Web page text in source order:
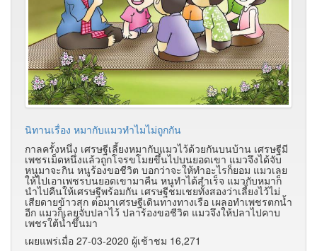
นิทานเรื่อง หมากับแมวทำไมไม่ถูกกัน
กาลครั้งหนึ่ง เศรษฐีเลี้ยงหมากับแมวไว้ด้วยกันบนบ้าน เศรษฐีมี
เพชรเม็ดหนึ่งแล้วถูกโจรขโมยขึ้นไปบนยอดเขา แมวจึงได้จับ
หนูมาจะกิน หนูร้องขอชีวิต บอกว่าจะให้ทำอะไรก็ยอม แมวเลย
ให้ไปเอาเพชรบนยอดเขามาคืน หนูทำได้สำเร็จ แมวกับหมาก็
นำไปคืนให้เศรษฐีพร้อมกัน เศรษฐีชมเชยทั้งสองว่าเลี้ยงไว้ไม่
เสียดายข้าวสุก ต่อมาเศรษฐีเดินทางทางเรือ เผลอทำเพชรตกน้ำ
อีก แมวก็เลยจับปลาไว้ ปลาร้องขอชีวิต แมวจึงให้ปลาไปคาบ
เพชรใต้น้ำขึ้นมา
เผยแพร่เมื่อ 27-03-2020 ผู้เช้าชม 16,271